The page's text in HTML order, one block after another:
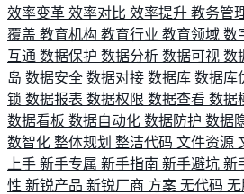
效率变革 效率对比 效率提升 教务管
覆盖 教育机构 教育行业 教育领域 数
互通 数据保护 数据分析 数据可视 数
岛 数据安全 数据对接 数据库 数据库
锁 数据报表 数据权限 数据查看 数据
数据看板 数据自动化 数据防护 数据
数智化 整体规划 整洁代码 文件资源
上手 新手专属 新手指南 新手避坑 新
性 新锐产品 新锐厂商 方案 无代码 无